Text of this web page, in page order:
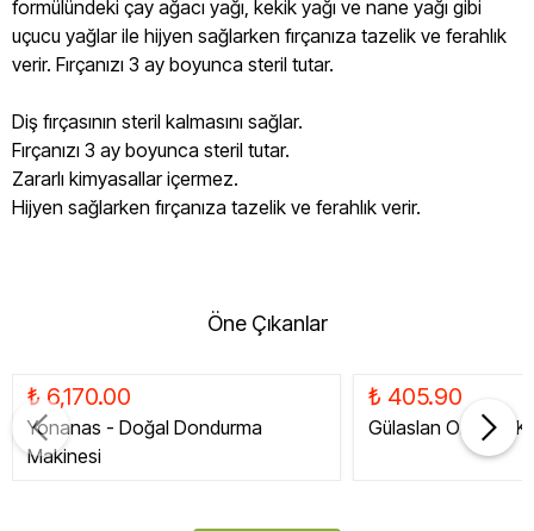
formülündeki çay ağacı yağı, kekik yağı ve nane yağı gibi
uçucu yağlar ile hijyen sağlarken fırçanıza tazelik ve ferahlık
verir. Fırçanızı 3 ay boyunca steril tutar.
Diş fırçasının steril kalmasını sağlar.
Fırçanızı 3 ay boyunca steril tutar.
Zararlı kimyasallar içermez.
Hijyen sağlarken fırçanıza tazelik ve ferahlık verir.
Öne Çıkanlar
₺ 6,170.00
Yonanas - Doğal Dondurma
Makinesi
₺ 405.90
Gülaslan Organik